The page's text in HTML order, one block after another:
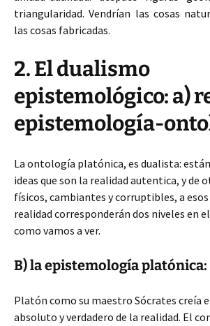
triangularidad. Vendrían las cosas
las cosas fabricadas.
2. El dualismo
epistemológico: a)
epistemología-
La ontología platónica, es dualista:
ideas que son la realidad autentica, y de
físicos, cambiantes y corruptibles, a esos
realidad corresponderán dos niveles en
como vamos a ver.
B) la epistemología platónica:
Platón como su maestro Sócrates creía
absoluto y verdadero de la realidad. El